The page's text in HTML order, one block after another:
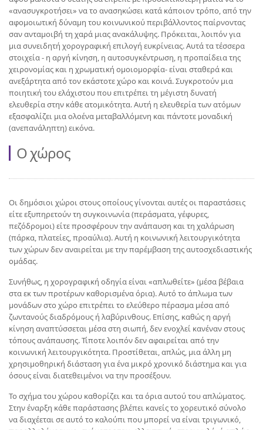
«ανασυγκροτήσει» να το ανασηκώσει κατά κάποιον τρόπο, από την
αφομοιωτική δύναμη του κοινωνικού περιβάλλοντος παίρνοντας
σαν ανταμοιβή τη χαρά μιας ανακάλυψης. Πρόκειται, λοιπόν για
μια συνειδητή χορογραφική επιλογή ευκρίνειας. Αυτά τα τέσσερα
στοιχεία - η αργή κίνηση, η αυτοσυγκέντρωση, η προπαίδεια της
χειρονομίας και η χρωματική ομοιομορφία- είναι σταθερά και
ανεξάρτητα από τον εκάστοτε χώρο και κοινά. Συγκροτούν μια
ποιητική του ελάχιστου που επιτρέπει τη μέγιστη δυνατή
ελευθερία στην κάθε ατομικότητα. Αυτή η ελευθερία των ατόμων
εξασφαλίζει μια ολοένα μεταβαλλόμενη και πάντοτε μοναδική
(ανεπανάληπτη) εικόνα.
Ο χώρος
Οι δημόσιοι χώροι στους οποίους γίνονται αυτές οι παραστάσεις
είτε εξυπηρετούν τη συγκοινωνία (περάσματα, γέφυρες,
πεζόδρομοι) είτε προσφέρουν την ανάπαυση και τη χαλάρωση
(πάρκα, πλατείες, προαύλια). Αυτή η κοινωνική λειτουργικότητα
των χώρων δεν αναιρείται με την παρέμβαση της αυτοσχεδιαστικής
ομάδας.
Συνήθως, η χορογραφική οδηγία είναι «απλωθείτε» (μέσα βέβαια
στα εκ των προτέρων καθορισμένα όρια). Αυτό το άπλωμα των
μονάδων στο χώρο επιτρέπει το ελεύθερο πέρασμα μέσα από
ζωντανούς διαδρόμους ή λαβύρινθους. Επίσης, καθώς η αργή
κίνηση αναπτύσσεται μέσα στη σιωπή, δεν ενοχλεί κανέναν στους
τόπους ανάπαυσης. Τίποτε λοιπόν δεν αφαιρείται από την
κοινωνική λειτουργικότητα. Προστίθεται, απλώς, μια άλλη μη
χρησιμοθηρική διάσταση για ένα μικρό χρονικό διάστημα και για
όσους είναι διατεθειμένοι να την προσέξουν.
Το σχήμα του χώρου καθορίζει και τα όρια αυτού του απλώματος.
Στην έναρξη κάθε παράστασης βλέπει κανείς το χορευτικό σύνολο
να διαχέεται σε αυτό το καλούπι που μπορεί να είναι τριγωνικό,